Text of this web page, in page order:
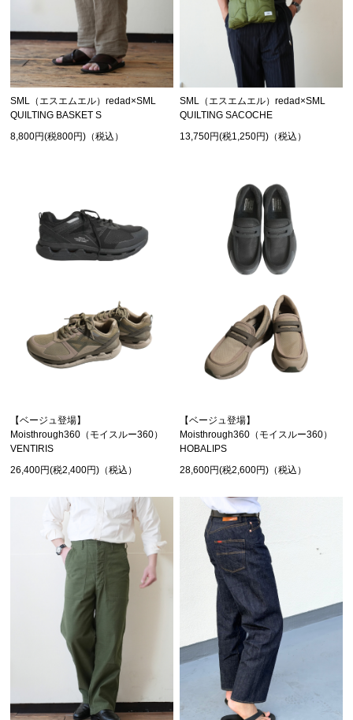
SML（エスエムエル）redad×SML
QUILTING BASKET S
8,800円(税800円)（税込）
SML（エスエムエル）redad×SML
QUILTING SACOCHE
13,750円(税1,250円)（税込）
【ベージュ登場】
Moisthrough360（モイスルー360）
VENTIRIS
26,400円(税2,400円)（税込）
【ベージュ登場】
Moisthrough360（モイスルー360）
HOBALIPS
28,600円(税2,600円)（税込）